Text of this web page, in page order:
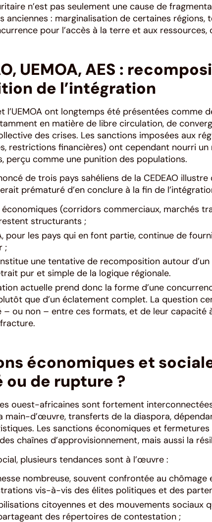
n’est pas seulement une cause de
anciennes : marginalisation de certaines régions,
pour l’accès à la terre et aux
UEMOA, AES :
de l’intégration
l’UEMOA ont longtemps été présentées comme
en matière de libre circulation, de
des crises. Les sanctions imposées aux
restrictions financières) ont cependant nourri
perçu comme une punition des populations.
de trois pays sahéliens de la CEDEAO
prématuré d’en conclure à la fin de
économiques (corridors commerciaux, marchés
structurants ;
pour les pays qui en font partie, continue de
;
une tentative de recomposition autour
pur et simple de la logique régionale.
actuelle prend donc la forme d’une
que d’un éclatement complet. La question
ou non – entre ces formats, et de leur capacité
économiques et
ou de rupture ?
ouest-africaines sont fortement
main-d’œuvre, transferts de la diaspora,
Les sanctions économiques et
chaînes d’approvisionnement, mais aussi la
plusieurs tendances sont à l’œuvre :
nombreuse, souvent confrontée au
vis-à-vis des élites politiques et des
citoyennes et des mouvements sociaux
des répertoires de contestation ;